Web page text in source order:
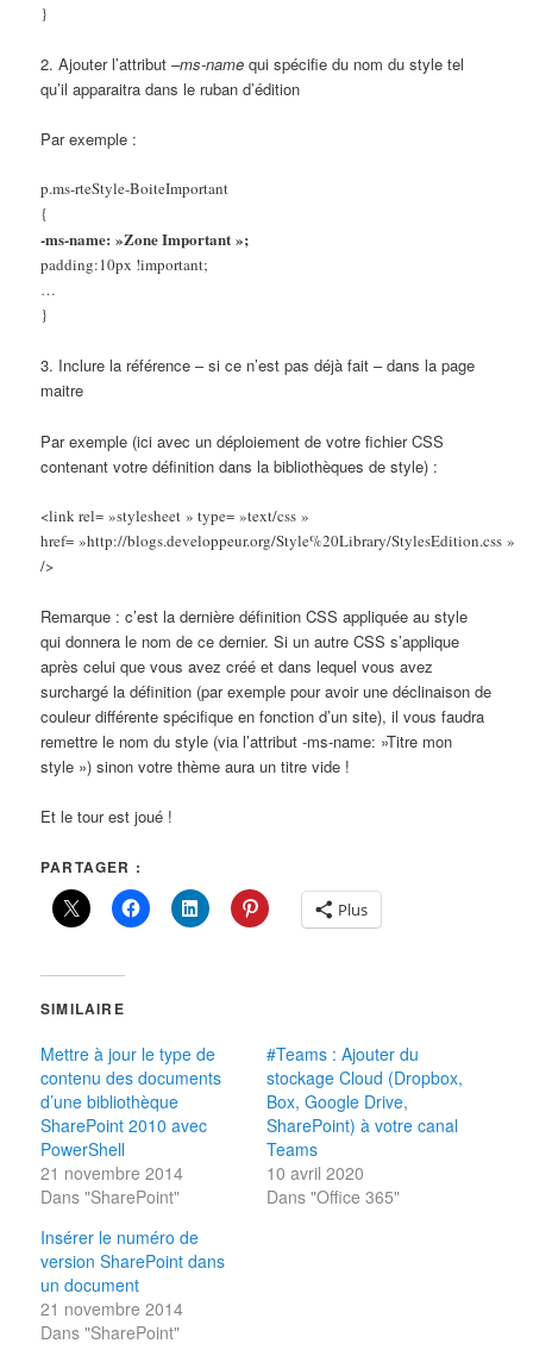
}
2. Ajouter l’attribut–ms-name qui spécifie du nom du style tel
qu’il apparaitra dans le ruban d’édition
Par exemple :
p.ms-rteStyle-BoiteImportant
{
-ms-name: »Zone Important »;
padding:10px !important;
…
}
3. Inclure la référence – si ce n’est pas déjà fait – dans la page
maitre
Par exemple (ici avec un déploiement de votre fichier CSS
contenant votre définition dans la bibliothèques de style) :
<link rel= »stylesheet » type= »text/css »
href= »http://blogs.developpeur.org/Style%20Library/StylesEdition.css »
/>
Remarque : c’est la dernière définition CSS appliquée au style
qui donnera le nom de ce dernier. Si un autre CSS s’applique
après celui que vous avez créé et dans lequel vous avez
surchargé la définition (par exemple pour avoir une déclinaison de
couleur différente spécifique en fonction d’un site), il vous faudra
remettre le nom du style (via l’attribut -ms-name: »Titre mon
style ») sinon votre thème aura un titre vide !
Et le tour est joué !
PARTAGER :
Plus
SIMILAIRE
Mettre à jour le type de
contenu des documents
d’une bibliothèque
SharePoint 2010 avec
PowerShell
21 novembre 2014
Dans "SharePoint"
#Teams : Ajouter du
stockage Cloud (Dropbox,
Box, Google Drive,
SharePoint) à votre canal
Teams
10 avril 2020
Dans "Office 365"
Insérer le numéro de
version SharePoint dans
un document
21 novembre 2014
Dans "SharePoint"